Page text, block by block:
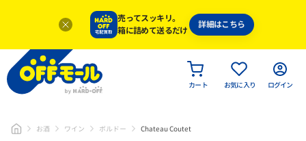
売ってスッキリ。
箱に詰めて送るだけ
詳細はこちら
カート お気に入り ログイン
お酒 ワイン ボルドー Chateau Coutet